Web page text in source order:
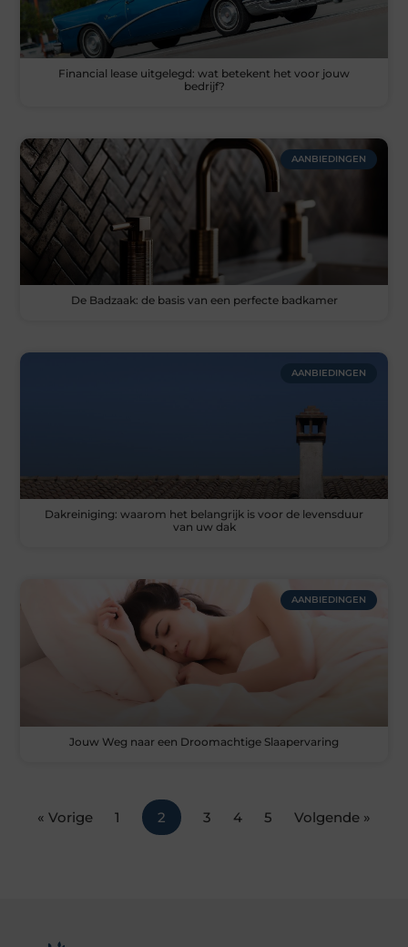
Financial lease uitgelegd: wat betekent het voor jouw
bedrijf?
AANBIEDINGEN
De Badzaak: de basis van een perfecte badkamer
AANBIEDINGEN
Dakreiniging: waarom het belangrijk is voor de levensduur
van uw dak
AANBIEDINGEN
Jouw Weg naar een Droomachtige Slaapervaring
« Vorige 1 2 3 4 5 Volgende »